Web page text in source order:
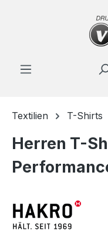
Zum Hauptinhalt
Textilien T-Shirts
Herren T-